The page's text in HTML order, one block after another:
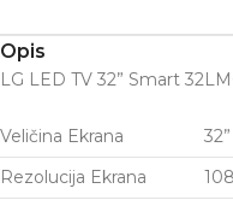
Opis
LG LED TV 32” Smart
Veličina Ekrana
32”
Rezolucija Ekrana